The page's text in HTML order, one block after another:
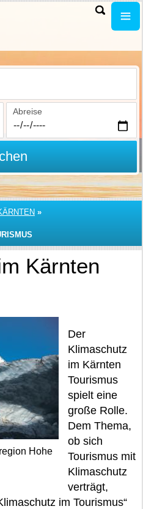
Abreise
»
Kärnten
Hohe
Der
Klimaschutz
im Kärnten
Tourismus
spielt eine
große Rolle.
Dem Thema,
ob sich
Tourismus mit
Klimaschutz
verträgt,
im Tourismus“